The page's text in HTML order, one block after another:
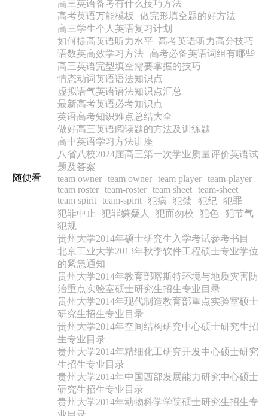
随便看
高三英语备考有什么技巧方法
高考英语万能模板
做完形填空题的好方法
高三学生个人英语复习计划
如何提高英语听力水平_高考英语听力高分技巧
语数英高效学习方法
高考必备英语词组有哪些
高三英语完型填空需要掌握的技巧
情态动词英语语法知识点
虚拟语气英语语法知识点汇总
最新高考英语必考知识点
英语高考知识难点总结大全
做好高三英语阅读题的方法及训练题
高中英语学习方法讲座
八省八校2024届高三第一次学业质量评价英语试
题及答案
team owner team owner team player team-player
team roster team-roster team sheet team-sheet
team spirit team-spirit 犯病 犯禁 犯纪 犯罪
犯罪中止
犯罪嫌疑人 犯而勿校 犯色 犯节气
犯规
贵州大学2014年硕士研究生入学考试参考书目
北京工业大学2013年秋季软件工程硕士专业学位
的紧急通知
贵州大学2014年教育部喀斯特环境与地质灾害防
治重点实验室硕士研究生招生专业目录
贵州大学2014年现代制造教育部重点实验室硕士
研究生招生专业目录
贵州大学2014年空间结构研究中心硕士研究生招
生专业目录
贵州大学2014年精细化工研究开发中心硕士研究
生招生专业目录
贵州大学2014年中国西部发展能力研究中心硕士
研究生招生专业目录
贵州大学2014年动物科学学院硕士研究生招生专